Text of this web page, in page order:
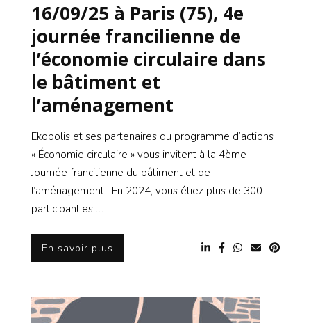
16/09/25 à Paris (75), 4e
journée francilienne de
l’économie circulaire dans
le bâtiment et
l’aménagement
Ekopolis et ses partenaires du programme d’actions
« Économie circulaire » vous invitent à la 4ème
Journée francilienne du bâtiment et de
l’aménagement ! En 2024, vous étiez plus de 300
participant·es …
En savoir plus